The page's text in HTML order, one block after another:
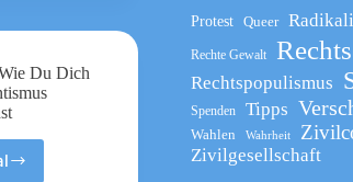
Du Dich
Protest Queer
Rechte Gewalt
Rechtspopulismus
Spenden
Tipps
Wahlen Wahrheit
Zivilgesellschaft